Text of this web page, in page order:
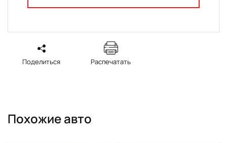
Поделиться Распечатать
Похожие авто